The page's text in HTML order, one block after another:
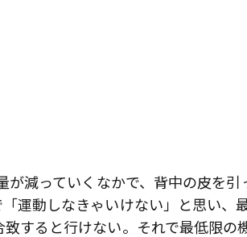
減っていくなかで、背中の皮を引
運動しなきゃいけない」と思い、
すると行けない。それで最低限の